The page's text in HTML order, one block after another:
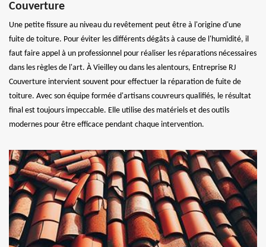
Couverture
Une petite fissure au niveau du revêtement peut être à l'origine d'une
fuite de toiture. Pour éviter les différents dégâts à cause de l'humidité, il
faut faire appel à un professionnel pour réaliser les réparations nécessaires
dans les règles de l'art. À Vieilley ou dans les alentours, Entreprise RJ
Couverture intervient souvent pour effectuer la réparation de fuite de
toiture. Avec son équipe formée d'artisans couvreurs qualifiés, le résultat
final est toujours impeccable. Elle utilise des matériels et des outils
modernes pour être efficace pendant chaque intervention.